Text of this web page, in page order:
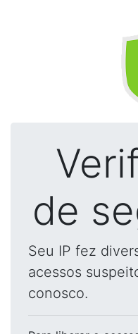
de
Seu IP fez
acessos
conosco.